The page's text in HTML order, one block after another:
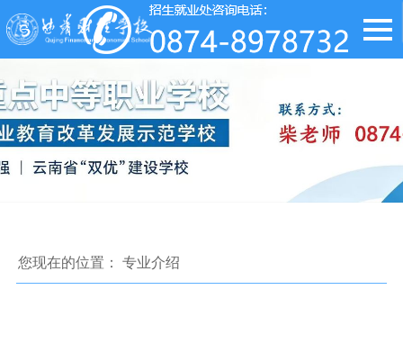
您现在的位置：专业介绍